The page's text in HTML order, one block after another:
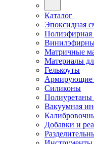
Каталог
Эпоксидная
Полиэфирная
Матричные
Материалы
Гелькоуты
Армирующие
Силиконы
Полиуретаны
Вакуумная
Добавки и